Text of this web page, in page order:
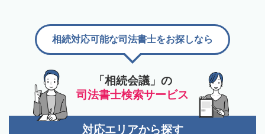
「相続会議」の
司法書士検索サービス
相続対応可能な司法書士をお探しなら
対応エリアから探す